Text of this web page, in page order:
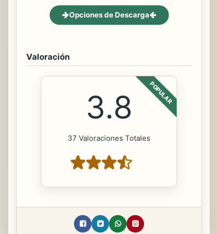
Opciones de Descarga
Valoración
POPULAR
3.8
37 Valoraciones Totales